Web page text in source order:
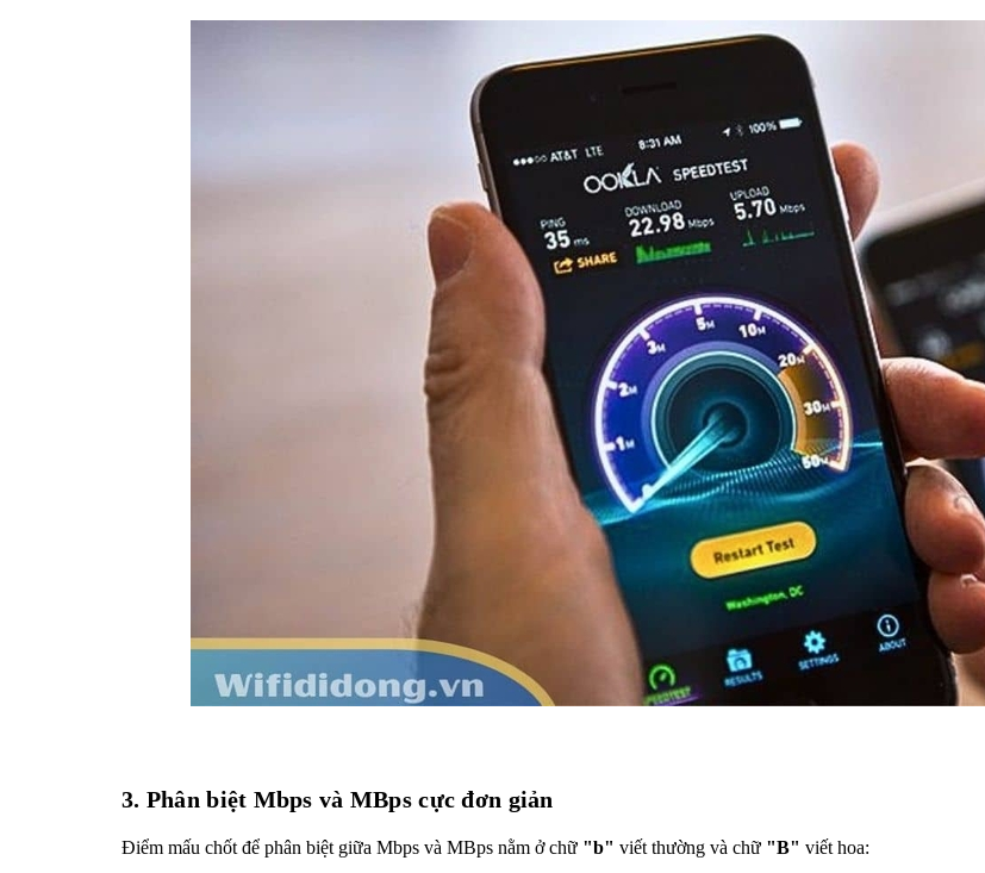
3. Phân biệt Mbps và MBps cực đơn giản
Điểm mấu chốt để phân biệt giữa Mbps và MBps nằm ở chữ "b" viết thường và chữ "B" viết hoa: